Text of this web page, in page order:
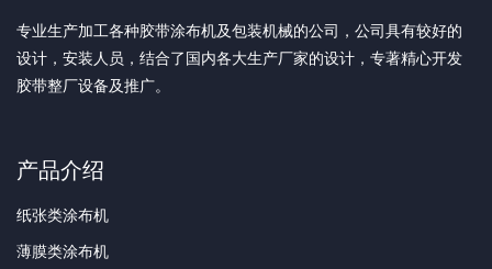
专业生产加工各种胶带涂布机及包装机械的公司，公司具有较好的
设计，安装人员，结合了国内各大生产厂家的设计，专著精心开发
胶带整厂设备及推广。
产品介绍
纸张类涂布机
薄膜类涂布机